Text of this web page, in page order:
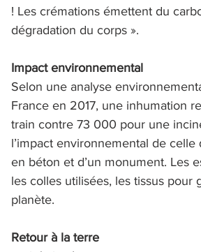
! Les crémations émettent du
dégradation du corps ».
Impact environnemental
Selon une analyse
France en 2017, une inhumation
train contre 73 000 pour une
l’impact environnemental de
en béton et d’un monument. Les
les colles utilisées, les tissus pour
planète.
Retour à la terre